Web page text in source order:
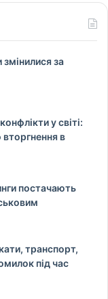
змінилися за
у світі:
вторгнення в
постачають
транспорт,
під час